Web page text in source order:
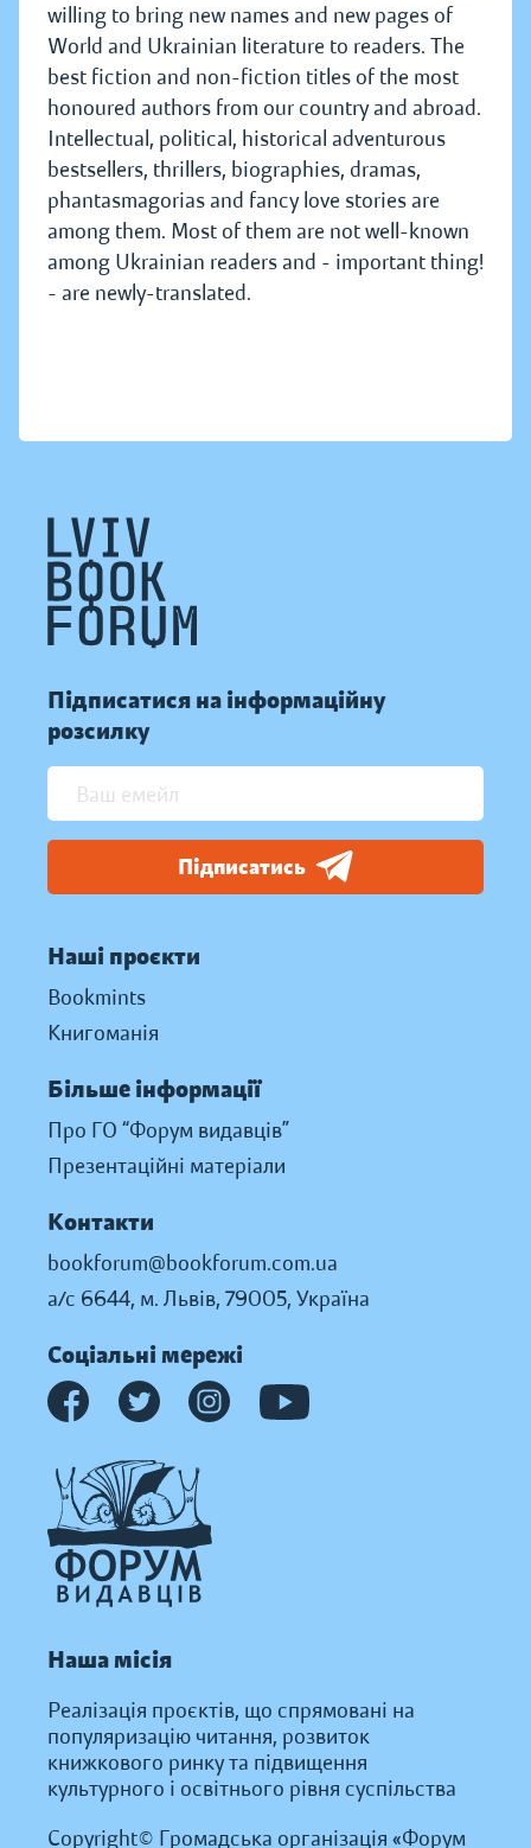
willing to bring new names and new pages of
World and Ukrainian literature to readers. The
best fiction and non-fiction titles of the most
honoured authors from our country and abroad.
Intellectual, political, historical adventurous
bestsellers, thrillers, biographies, dramas,
phantasmagorias and fancy love stories are
among them. Most of them are not well-known
among Ukrainian readers and - important thing!
- are newly-translated.
Підписатися на інформаційну
розсилку
Підписатись
Наші проєкти
Bookmints
Книгоманія
Більше інформації
Про ГО “Форум видавців”
Презентаційні матеріали
Контакти
bookforum@bookforum.com.ua
а/с 6644, м. Львів, 79005, Україна
Соціальні мережі
Наша місія
Реалізація проєктів, що спрямовані на
популяризацію читання, розвиток
книжкового ринку та підвищення
культурного і освітнього рівня суспільства
Copyright© Громадська організація «Форум